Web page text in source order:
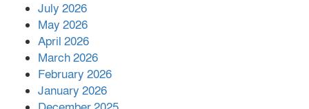
July 2026
May 2026
April 2026
March 2026
February 2026
January 2026